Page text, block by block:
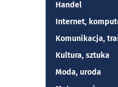
Handel
Internet,
Komunikacja,
Kultura, sztuka
Moda, uroda